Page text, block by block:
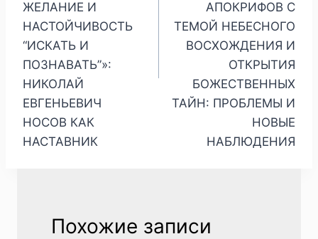
ЖЕЛАНИЕ И
НАСТОЙЧИВОСТЬ
“ИСКАТЬ И
ПОЗНАВАТЬ”»:
НИКОЛАЙ
ЕВГЕНЬЕВИЧ
НОСОВ КАК
НАСТАВНИК
АПОКРИФОВ С
ТЕМОЙ НЕБЕСНОГО
ВОСХОЖДЕНИЯ И
ОТКРЫТИЯ
БОЖЕСТВЕННЫХ
ТАЙН: ПРОБЛЕМЫ И
НОВЫЕ
НАБЛЮДЕНИЯ
Похожие записи